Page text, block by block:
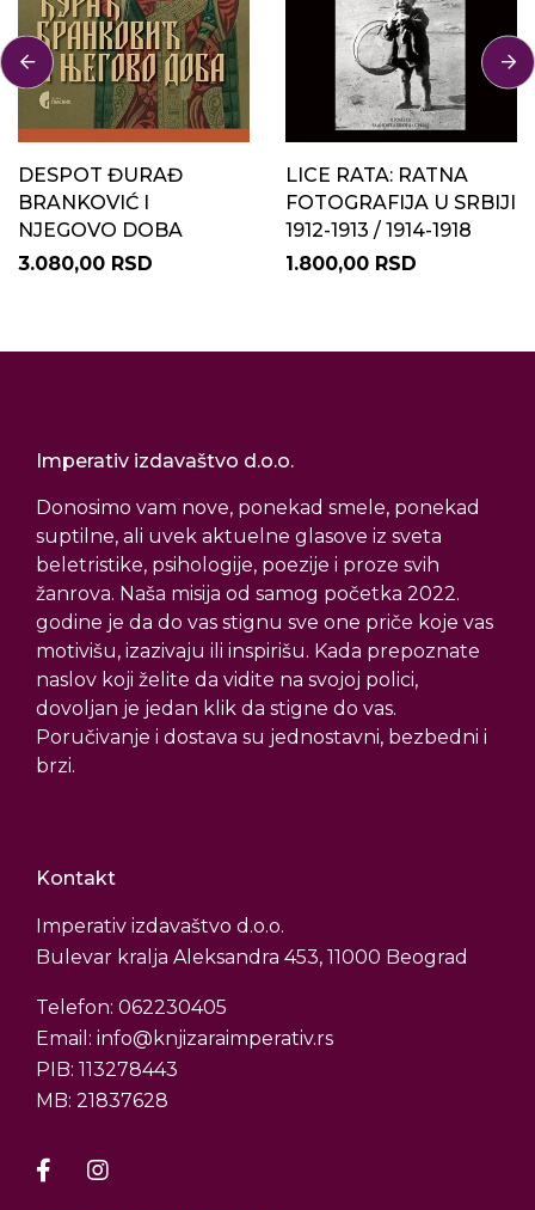
DESPOT ĐURAĐ
BRANKOVIĆ I
NJEGOVO DOBA
3.080,00 RSD
LICE RATA: RATNA
FOTOGRAFIJA U SRBIJI
1912-1913 / 1914-1918
1.800,00 RSD
Imperativ izdavaštvo d.o.o.
Donosimo vam nove, ponekad smele, ponekad
suptilne, ali uvek aktuelne glasove iz sveta
beletristike, psihologije, poezije i proze svih
žanrova. Naša misija od samog početka 2022.
godine je da do vas stignu sve one priče koje vas
motivišu, izazivaju ili inspirišu. Kada prepoznate
naslov koji želite da vidite na svojoj polici,
dovoljan je jedan klik da stigne do vas.
Poručivanje i dostava su jednostavni, bezbedni i
brzi.
Kontakt
Imperativ izdavaštvo d.o.o.
Bulevar kralja Aleksandra 453, 11000 Beograd
Telefon: 062230405
Email: info@knjizaraimperativ.rs
PIB: 113278443
MB: 21837628